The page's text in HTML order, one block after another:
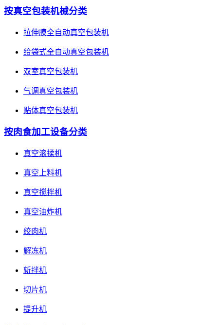
按真空包装机械分类
拉伸膜全自动真空包装机
给袋式全自动真空包装机
双室真空包装机
气调真空包装机
贴体真空包装机
按肉食加工设备分类
真空滚揉机
真空上料机
真空搅拌机
真空油炸机
绞肉机
解冻机
斩拌机
切片机
提升机